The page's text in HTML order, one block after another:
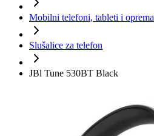
Mobilni telefoni, tableti i oprema
Slušalice za telefon
JBl Tune 530BT Black